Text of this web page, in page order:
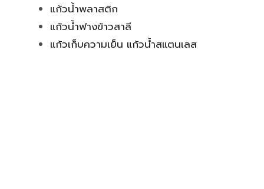
แก้วน้ำพลาสติก
แก้วน้ำฟางข้าวสาลี
แก้วเก็บความเย็น แก้วน้ำสแตนเลส